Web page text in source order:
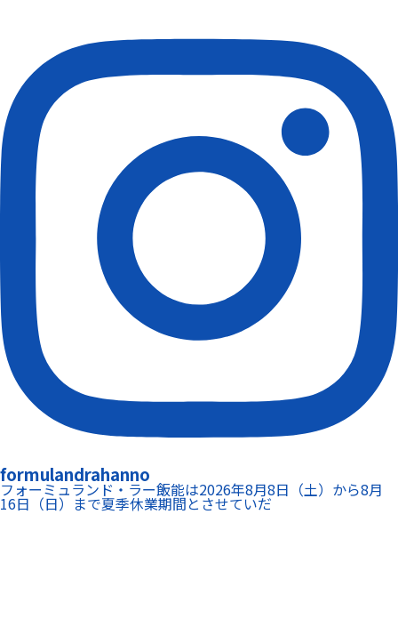
formulandrahanno
フォーミュランド・ラー飯能は2026年8月8日（土）から8月
16日（日）まで夏季休業期間とさせていだ